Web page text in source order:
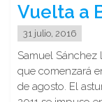
Vuelta a
31 julio, 2016
Samuel Sánchez
que comenzará
de agosto. El